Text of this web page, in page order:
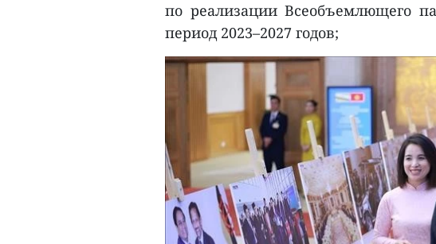
по реализации Всеобъемлющего
период 2023–2027 годов;